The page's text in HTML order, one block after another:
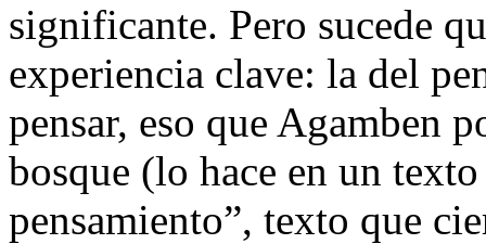
significante. Pero sucede
experiencia clave: la del
pensar, eso que Agamben
bosque (lo hace en un
pensamiento”, texto que